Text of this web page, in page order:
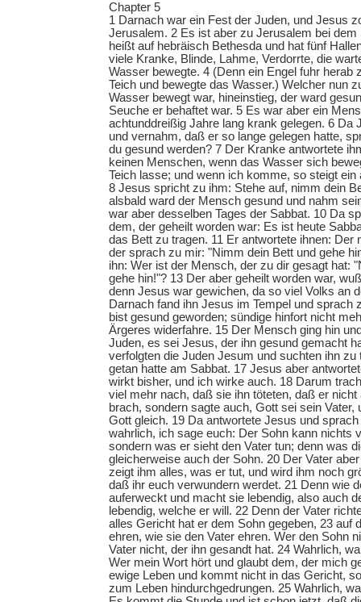
Chapter 5
1 Darnach war ein Fest der Juden, und Jesus
Jerusalem. 2 Es ist aber zu Jerusalem bei dem
heißt auf hebräisch Bethesda und hat fünf
viele Kranke, Blinde, Lahme, Verdorrte, die
Wasser bewegte. 4 (Denn ein Engel fuhr herab
Teich und bewegte das Wasser.) Welcher nun
Wasser bewegt war, hineinstieg, der ward
Seuche er behaftet war. 5 Es war aber ein
achtunddreißig Jahre lang krank gelegen. 6 Da
und vernahm, daß er so lange gelegen hatte,
du gesund werden? 7 Der Kranke antwortete
keinen Menschen, wenn das Wasser sich
Teich lasse; und wenn ich komme, so steigt ein
8 Jesus spricht zu ihm: Stehe auf, nimm dein
alsbald ward der Mensch gesund und nahm
war aber desselben Tages der Sabbat. 10 Da
dem, der geheilt worden war: Es ist heute
das Bett zu tragen. 11 Er antwortete ihnen: Der
der sprach zu mir: "Nimm dein Bett und gehe
ihn: Wer ist der Mensch, der zu dir gesagt hat:
gehe hin!"? 13 Der aber geheilt worden war,
denn Jesus war gewichen, da so viel Volks an
Darnach fand ihn Jesus im Tempel und sprach
bist gesund geworden; sündige hinfort nicht
Ärgeres widerfahre. 15 Der Mensch ging hin
Juden, es sei Jesus, der ihn gesund gemacht
verfolgten die Juden Jesum und suchten ihn
getan hatte am Sabbat. 17 Jesus aber
wirkt bisher, und ich wirke auch. 18 Darum
viel mehr nach, daß sie ihn töteten, daß er nicht
brach, sondern sagte auch, Gott sei sein
Gott gleich. 19 Da antwortete Jesus und
wahrlich, ich sage euch: Der Sohn kann nichts
sondern was er sieht den Vater tun; denn was
gleicherweise auch der Sohn. 20 Der Vater
zeigt ihm alles, was er tut, und wird ihm noch
daß ihr euch verwundern werdet. 21 Denn wie
auferweckt und macht sie lebendig, also auch
lebendig, welche er will. 22 Denn der Vater
alles Gericht hat er dem Sohn gegeben, 23 auf
ehren, wie sie den Vater ehren. Wer den Sohn
Vater nicht, der ihn gesandt hat. 24 Wahrlich,
Wer mein Wort hört und glaubt dem, der mich
ewige Leben und kommt nicht in das Gericht,
zum Leben hindurchgedrungen. 25 Wahrlich,